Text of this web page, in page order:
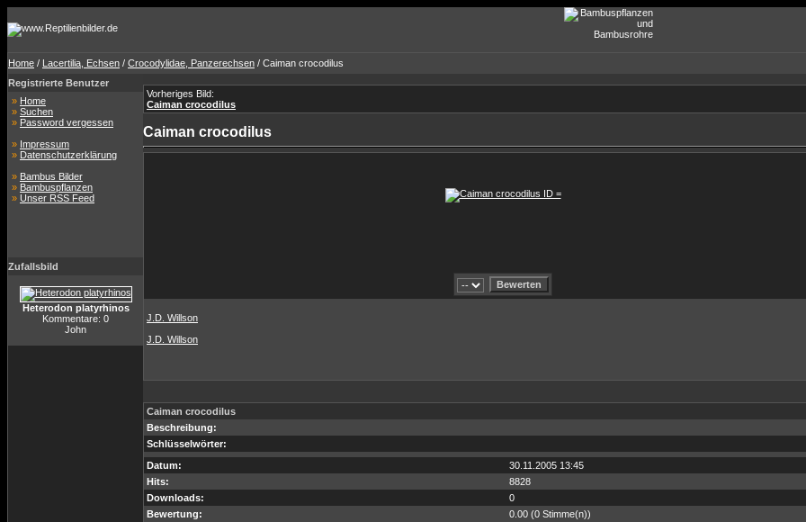
Home / Lacertilia, Echsen / Crocodylidae, Panzerechsen / Caiman crocodilus
Registrierte Benutzer
» Home
» Suchen
» Password vergessen
» Impressum
» Datenschutzerklärung
» Bambus Bilder
» Bambuspflanzen
» Unser RSS Feed
Zufallsbild
Heterodon platyrhinos
Kommentare: 0
John
Vorheriges Bild:
Caiman crocodilus
Caiman crocodilus
J.D. Willson
J.D. Willson
Caiman crocodilus
Beschreibung:
Schlüsselwörter:
Datum:
30.11.2005 13:45
Hits:
8828
Downloads:
0
Bewertung:
0.00 (0 Stimme(n))